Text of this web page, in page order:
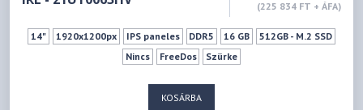
(225 834 FT + ÁFA)
14" 1920x1200px IPS paneles DDR5 16 GB
512GB - M.2 SSD
Nincs
FreeDos Szürke
KOSÁRBA